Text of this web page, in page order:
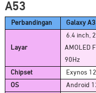
A53
Perbandingan Galaxy
Layar
6.4 inch,
AMOLED
90Hz
Chipset Exynos
OS
Android